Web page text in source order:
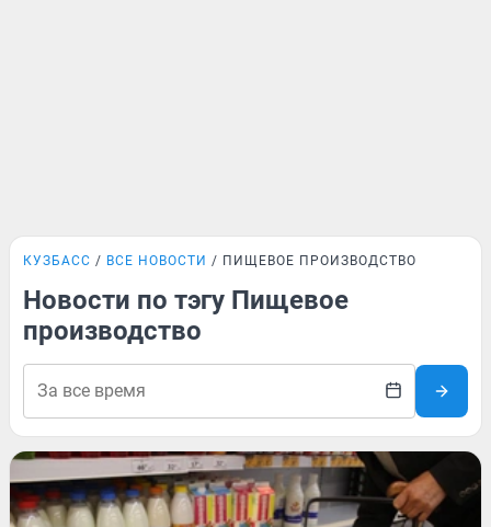
КУЗБАСС ВСЕ НОВОСТИ ПИЩЕВОЕ ПРОИЗВОДСТВО
Новости по тэгу Пищевое
производство